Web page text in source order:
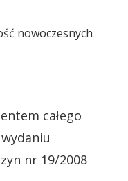
nowoczesnych
całego
nr 19/2008